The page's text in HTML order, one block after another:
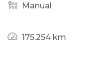
Manual
175.254 km